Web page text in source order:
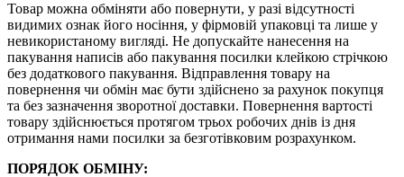
Товар можна обміняти або повернути, у разі відсутності
видимих ​​ознак його носіння, у фірмовій упаковці та лише у
невикористаному вигляді. Не допускайте нанесення на
пакування написів або пакування посилки клейкою стрічкою
без додаткового пакування. Відправлення товару на
повернення чи обмін має бути здійснено за рахунок покупця
та без зазначення зворотної доставки. Повернення вартості
товару здійснюється протягом трьох робочих днів із дня
отримання нами посилки за безготівковим розрахунком.
ПОРЯДОК ОБМІНУ: